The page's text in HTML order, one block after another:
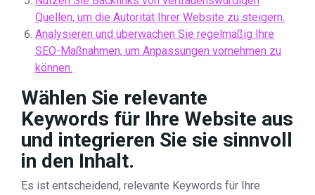
Quellen, um die Autorität Ihrer Website zu steigern.
Analysieren und überwachen Sie regelmäßig Ihre
SEO-Maßnahmen, um Anpassungen vornehmen zu
können.
Wählen Sie relevante
Keywords für Ihre Website aus
und integrieren Sie sie sinnvoll
in den Inhalt.
Es ist entscheidend, relevante Keywords für Ihre